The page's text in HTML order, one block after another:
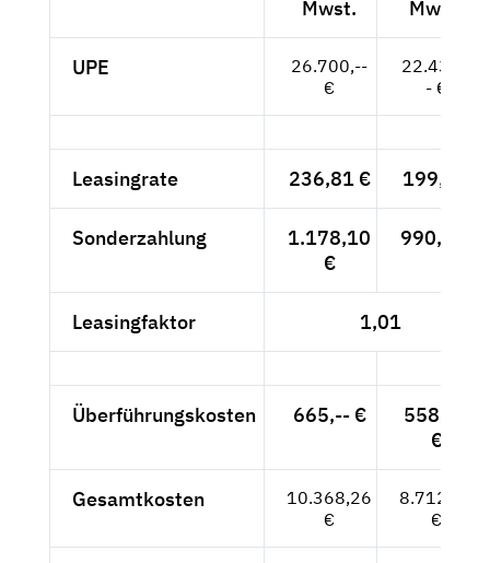
Mwst.
Mwst.
UPE
26.700,--
€
22.437,-
- €
Leasingrate 236,81 € 199,--€
Sonderzahlung
1.178,10
€
990,-- €
Leasingfaktor 1,01
Überführungskosten 665,-- €
558,82
€
Gesamtkosten
10.368,26
€
8.712,82
€